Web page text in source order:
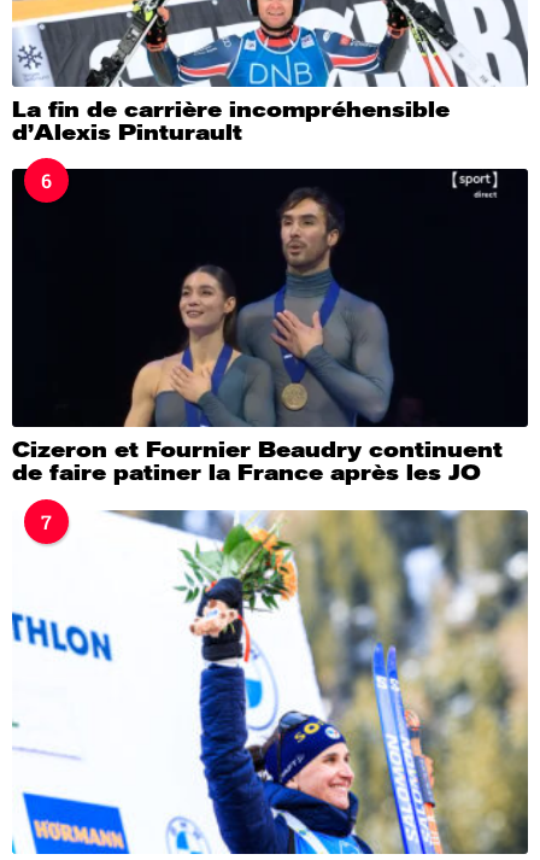
La fin de carrière incompréhensible
d’Alexis Pinturault
6
Cizeron et Fournier Beaudry continuent
de faire patiner la France après les JO
7